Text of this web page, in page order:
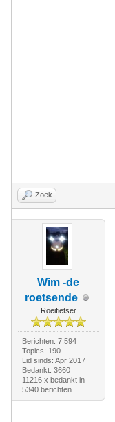
Zoek
Wim -de
roetsende
Roeifietser
Berichten: 7.594
Topics: 190
Lid sinds: Apr 2017
Bedankt: 3660
11216 x bedankt in
5340 berichten